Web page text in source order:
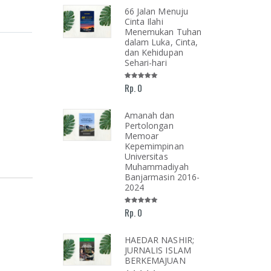
Putusan
Putusan
66 Jalan Menuju
Cinta Ilahi
Menemukan Tuhan
dalam Luka, Cinta,
dan Kehidupan
Sehari-hari
Rp. 0
Amanah dan
Pertolongan
Memoar
Kepemimpinan
Universitas
Muhammadiyah
Banjarmasin 2016-
2024
Rp. 0
HAEDAR NASHIR;
JURNALIS ISLAM
BERKEMAJUAN